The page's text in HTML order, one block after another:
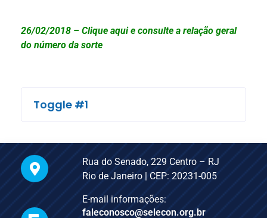
26/02/2018 – Clique aqui e consulte a relação geral
do número da sorte
Toggle #1
Rua do Senado, 229 Centro – RJ
Rio de Janeiro | CEP: 20231-005
E-mail informações:
faleconosco@selecon.org.br